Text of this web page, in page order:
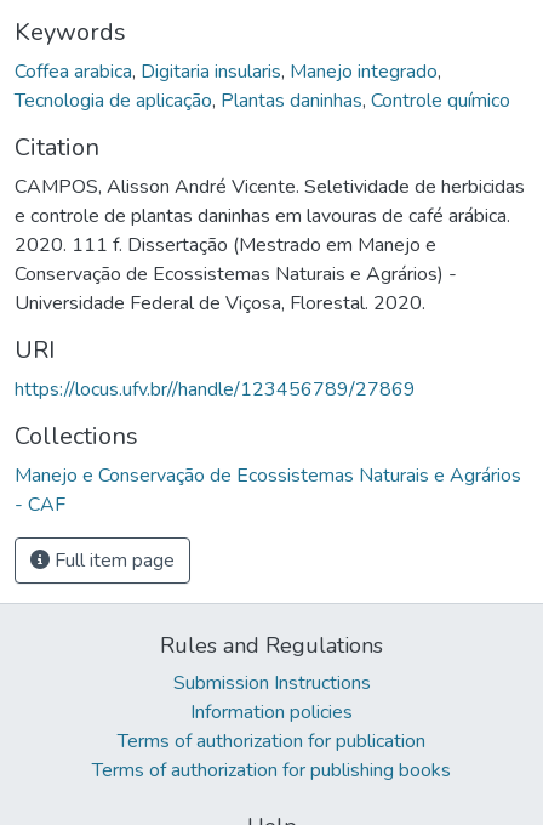
Keywords
Coffea arabica, Digitaria insularis, Manejo integrado,
Tecnologia de aplicação, Plantas daninhas, Controle químico
Citation
CAMPOS, Alisson André Vicente. Seletividade de herbicidas
e controle de plantas daninhas em lavouras de café arábica.
2020. 111 f. Dissertação (Mestrado em Manejo e
Conservação de Ecossistemas Naturais e Agrários) -
Universidade Federal de Viçosa, Florestal. 2020.
URI
https://locus.ufv.br//handle/123456789/27869
Collections
Manejo e Conservação de Ecossistemas Naturais e Agrários
- CAF
Full item page
Rules and Regulations
Submission Instructions
Information policies
Terms of authorization for publication
Terms of authorization for publishing books